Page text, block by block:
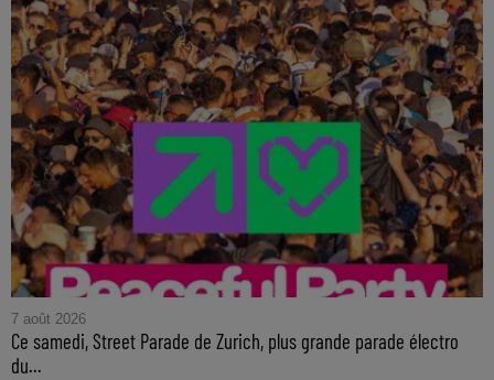
7 août 2026
Ce samedi, Street Parade de Zurich, plus grande parade électro
du...